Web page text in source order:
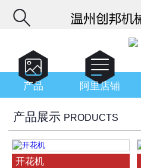


产品 
阿里店铺
产品展示 PRODUCTS
开花机